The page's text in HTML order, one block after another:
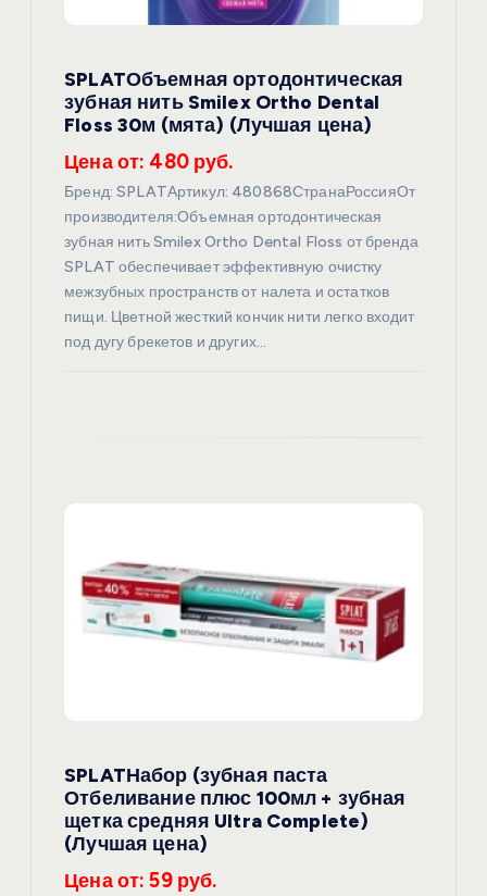
SPLATОбъемная ортодонтическая
зубная нить Smilex Ortho Dental
Floss 30м (мята) (Лучшая цена)
Цена от: 480 руб.
Бренд: SPLATАртикул: 480868СтранаРоссияОт
производителя:Объемная ортодонтическая
зубная нить Smilex Ortho Dental Floss от бренда
SPLAT обеспечивает эффективную очистку
межзубных пространств от налета и остатков
пищи. Цветной жесткий кончик нити легко входит
под дугу брекетов и других…
SPLATНабор (зубная паста
Отбеливание плюс 100мл + зубная
щетка средняя Ultra Complete)
(Лучшая цена)
Цена от: 59 руб.